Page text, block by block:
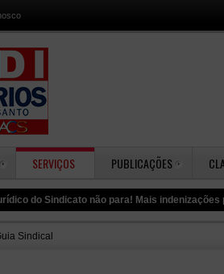
SERVIÇOS PUBLICAÇÕES
do Sindicato não para! Mais
Sindical